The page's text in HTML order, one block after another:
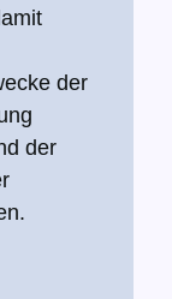
der
der